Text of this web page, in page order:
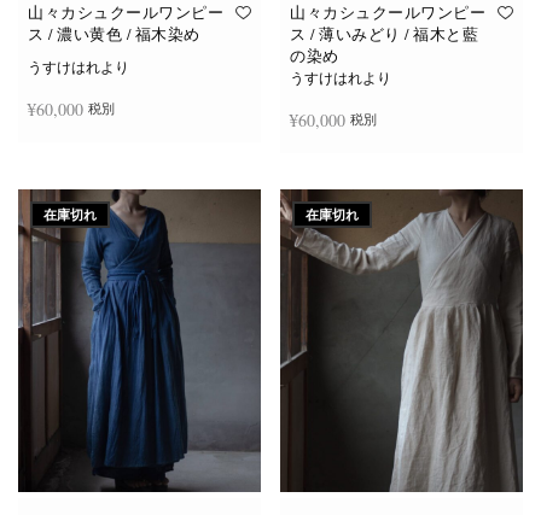
山々カシュクールワンピー
ス / 濃い黄色 / 福木染め
うすけはれより
¥60,000 税別
山々カシュクールワンピー
ス / 薄いみどり / 福木と藍
の染め
うすけはれより
¥60,000 税別
在庫切れ 在庫切れ